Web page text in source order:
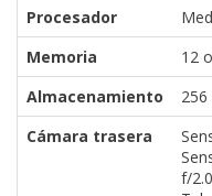
Procesador
Memoria
12
Almacenamiento
256
Cámara trasera
f/2.0